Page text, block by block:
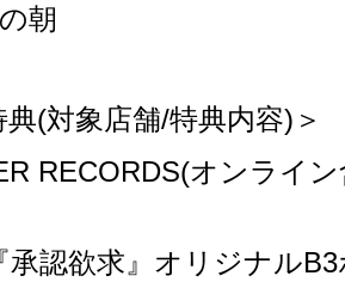
朝
典(対象店舗/特典内容) ＞
RECORDS(オンライ
認欲求』オリジナルB3